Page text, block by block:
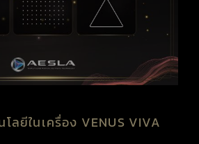
ลยีในเครื่อง VENUS VIVA